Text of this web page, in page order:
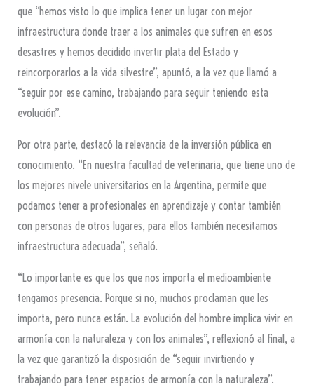
que “hemos visto lo que implica tener un lugar con mejor
infraestructura donde traer a los animales que sufren en esos
desastres y hemos decidido invertir plata del Estado y
reincorporarlos a la vida silvestre”, apuntó, a la vez que llamó a
“seguir por ese camino, trabajando para seguir teniendo esta
evolución”.
Por otra parte, destacó la relevancia de la inversión pública en
conocimiento. “En nuestra facultad de veterinaria, que tiene uno de
los mejores nivele universitarios en la Argentina, permite que
podamos tener a profesionales en aprendizaje y contar también
con personas de otros lugares, para ellos también necesitamos
infraestructura adecuada”, señaló.
“Lo importante es que los que nos importa el medioambiente
tengamos presencia. Porque si no, muchos proclaman que les
importa, pero nunca están. La evolución del hombre implica vivir en
armonía con la naturaleza y con los animales”, reflexionó al final, a
la vez que garantizó la disposición de “seguir invirtiendo y
trabajando para tener espacios de armonía con la naturaleza”.